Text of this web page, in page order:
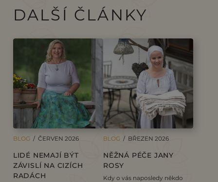
DALŠÍ ČLÁNKY
BLOG / ČERVEN 2026
LIDÉ NEMAJÍ BÝT
ZÁVISLÍ NA CIZÍCH
RADÁCH
BLOG / BŘEZEN 2026
NĚŽNÁ PÉČE JANY
ROSY
Kdy o vás naposledy někdo